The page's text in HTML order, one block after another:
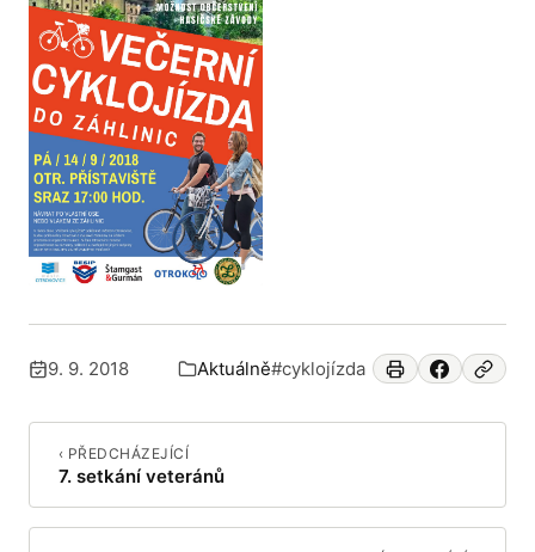
Publikováno:
9. 9. 2018
Zařazeno v:
Aktuálně#cyklojízda
‹ PŘEDCHÁZEJÍCÍ
7. setkání veteránů